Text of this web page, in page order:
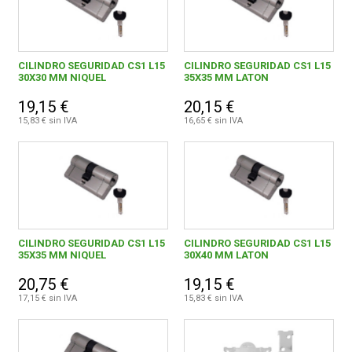
CILINDRO SEGURIDAD CS1 L15
30X30 MM NIQUEL
19,15 €
15,83 € sin IVA
CILINDRO SEGURIDAD CS1 L15
35X35 MM LATON
20,15 €
16,65 € sin IVA
CILINDRO SEGURIDAD CS1 L15
35X35 MM NIQUEL
20,75 €
17,15 € sin IVA
CILINDRO SEGURIDAD CS1 L15
30X40 MM LATON
19,15 €
15,83 € sin IVA